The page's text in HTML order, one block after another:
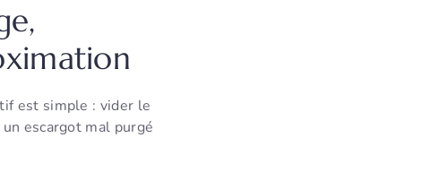
est simple : vider le
escargot mal purgé